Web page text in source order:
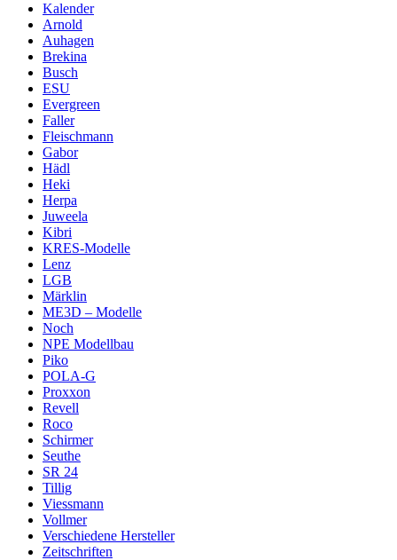
Kalender
Arnold
Auhagen
Brekina
Busch
ESU
Evergreen
Faller
Fleischmann
Gabor
Hädl
Heki
Herpa
Juweela
Kibri
KRES-Modelle
Lenz
LGB
Märklin
ME3D – Modelle
Noch
NPE Modellbau
Piko
POLA-G
Proxxon
Revell
Roco
Schirmer
Seuthe
SR 24
Tillig
Viessmann
Vollmer
Verschiedene Hersteller
Zeitschriften